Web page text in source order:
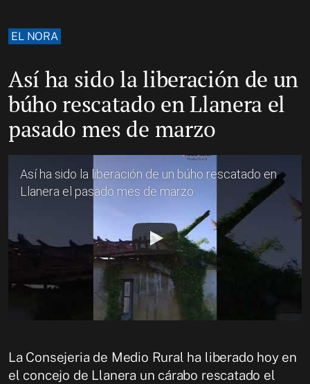
EL NORA
Así ha sido la liberación de un
búho rescatado en Llanera el
pasado mes de marzo
Así ha sido la liberación de un búho rescatado en
Llanera el pasado mes de marzo
La Consejeria de Medio Rural ha liberado hoy en
el concejo de Llanera un cárabo rescatado el